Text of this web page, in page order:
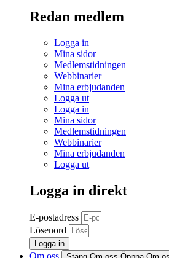
Redan medlem
Logga in
Mina sidor
Medlemstidningen
Webbinarier
Mina erbjudanden
Logga ut
Logga in
Mina sidor
Medlemstidningen
Webbinarier
Mina erbjudanden
Logga ut
Logga in direkt
E-postadress
Lösenord
Logga in
Om oss